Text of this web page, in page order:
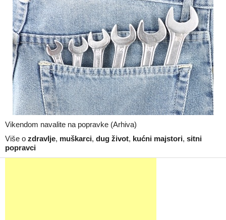
Vikendom navalite na popravke (Arhiva)
Više o zdravlje, muškarci, dug život, kućni majstori, sitni
popravci